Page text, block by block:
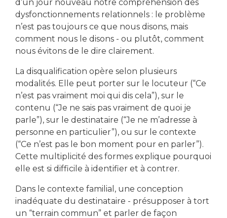
d’un jour nouveau notre compréhension des
dysfonctionnements relationnels : le problème
n’est pas toujours ce que nous disons, mais
comment nous le disons - ou plutôt, comment
nous évitons de le dire clairement.
La disqualification opère selon plusieurs
modalités. Elle peut porter sur le locuteur (“Ce
n’est pas vraiment moi qui dis cela”), sur le
contenu (“Je ne sais pas vraiment de quoi je
parle”), sur le destinataire (“Je ne m’adresse à
personne en particulier”), ou sur le contexte
(“Ce n’est pas le bon moment pour en parler”).
Cette multiplicité des formes explique pourquoi
elle est si difficile à identifier et à contrer.
Dans le contexte familial, une conception
inadéquate du destinataire - présupposer à tort
un “terrain commun” et parler de façon